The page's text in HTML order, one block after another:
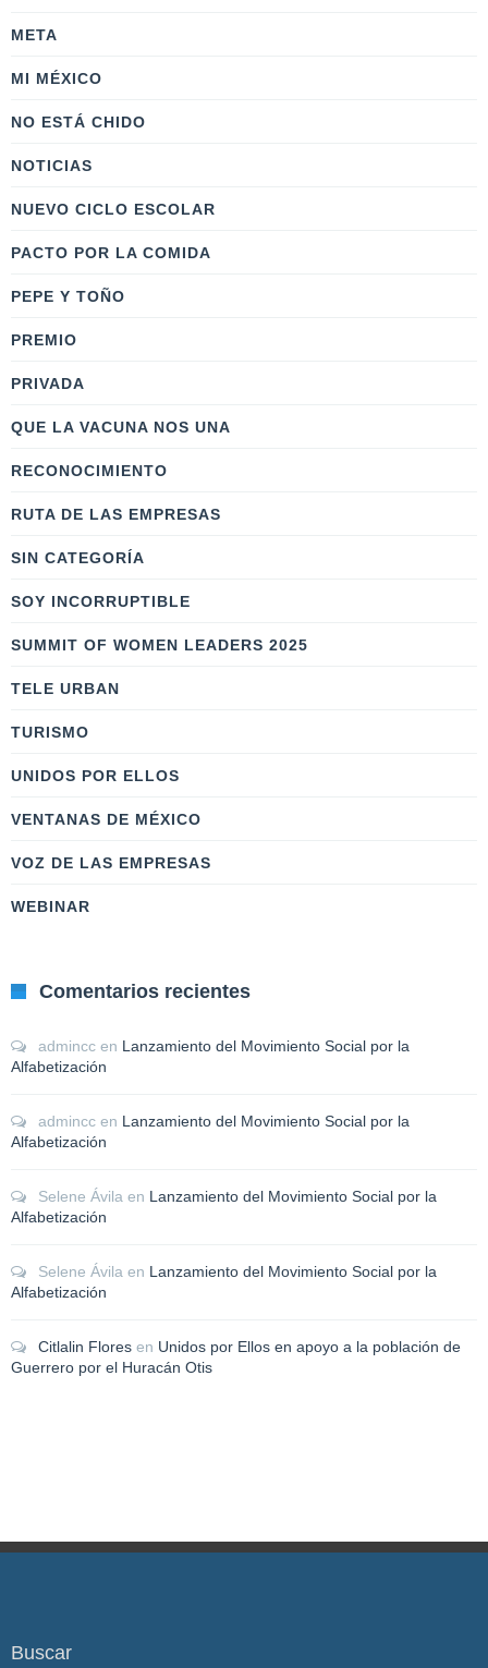
META
MI MÉXICO
NO ESTÁ CHIDO
NOTICIAS
NUEVO CICLO ESCOLAR
PACTO POR LA COMIDA
PEPE Y TOÑO
PREMIO
PRIVADA
QUE LA VACUNA NOS UNA
RECONOCIMIENTO
RUTA DE LAS EMPRESAS
SIN CATEGORÍA
SOY INCORRUPTIBLE
SUMMIT OF WOMEN LEADERS 2025
TELE URBAN
TURISMO
UNIDOS POR ELLOS
VENTANAS DE MÉXICO
VOZ DE LAS EMPRESAS
WEBINAR
Comentarios recientes
admincc en Lanzamiento del Movimiento Social por la
Alfabetización
admincc en Lanzamiento del Movimiento Social por la
Alfabetización
Selene Ávila en Lanzamiento del Movimiento Social por la
Alfabetización
Selene Ávila en Lanzamiento del Movimiento Social por la
Alfabetización
Citlalin Flores en Unidos por Ellos en apoyo a la población de
Guerrero por el Huracán Otis
Buscar